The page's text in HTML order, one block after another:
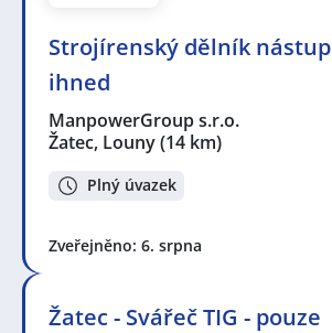
Strojírenský dělník nástup
ihned
ManpowerGroup s.r.o.
Žatec, Louny(14 km)
Plný úvazek
Zveřejněno: 6. srpna
Žatec - Svářeč TIG - pouze